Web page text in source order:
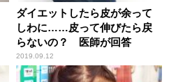
ダイエットしたら皮が余って
しわに……皮って伸びたら戻
らないの？ 医師が回答
2019.09.12